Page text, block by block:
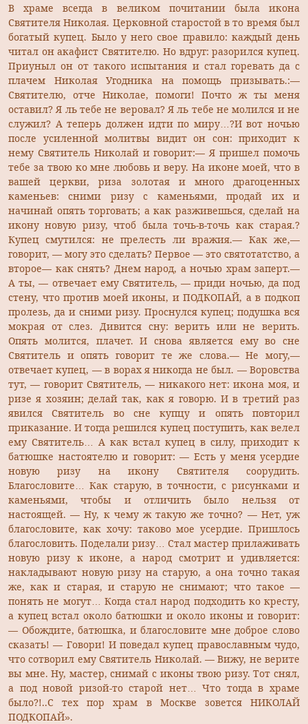
В храме всегда в великом почитании была икона
Святителя Николая. Церковной старостой в то время был
богатый купец. Было у него свое правило: каждый день
читал он акафист Святителю. Но вдруг: разорился купец.
Приуныл он от такого испытания и стал горевать да с
плачем Николая Угодника на помощь призывать.:—
Святителю, отче Николае, помоги! Почто ж ты меня
оставил? Я ль тебе не веровал? Я ль тебе не молился и не
служил? А теперь должен идти по миру…?И вот ночью
после усиленной молитвы видит он сон: приходит к
нему Святитель Николай и говорит:— Я пришел помочь
тебе за твою ко мне любовь и веру. На иконе моей, что в
вашей церкви, риза золотая и много драгоценных
каменьев: сними ризу с каменьями, продай их и
начинай опять торговать; а как разживешься, сделай на
икону новую ризу, чтоб была точь-в-точь как старая.?
Купец смутился: не прелесть ли вражия.— Как же,—
говорит, — могу это сделать? Первое — это святотатство, а
второе— как снять? Днем народ, а ночью храм заперт.—
А ты, — отвечает ему Святитель, — приди ночью, да под
стену, что против моей иконы, и ПОДКОПАЙ, а в подкоп
пролезь, да и сними ризу. Проснулся купец; подушка вся
мокрая от слез. Дивится сну: верить или не верить.
Опять молится, плачет. И снова является ему во сне
Святитель и опять говорит те же слова.— Не могу,—
отвечает купец, — в ворах я никогда не был. — Воровства
тут, — говорит Святитель, — никакого нет: икона моя, и
ризе я хозяин; делай так, как я говорю. И в третий раз
явился Святитель во сне купцу и опять повторил
приказание. И тогда решился купец поступить, как велел
ему Святитель… А как встал купец в силу, приходит к
батюшке настоятелю и говорит: — Есть у меня усердие
новую ризу на икону Святителя соорудить.
Благословите… Как старую, в точности, с рисунками и
каменьями, чтобы и отличить было нельзя от
настоящей. — Ну, к чему ж такую же точно? — Нет, уж
благословите, как хочу: таково мое усердие. Пришлось
благословить. Поделали ризу… Стал мастер прилаживать
новую ризу к иконе, а народ смотрит и удивляется:
накладывают новую ризу на старую, а она точно такая
же, как и старая, и старую не снимают; что такое —
понять не могут… Когда стал народ подходить ко кресту,
а купец встал около батюшки и около иконы и говорит:
— Обождите, батюшка, и благословите мне доброе слово
сказать! — Говори! И поведал купец православным чудо,
что сотворил ему Святитель Николай. — Вижу, не верите
вы мне. Ну, мастер, снимай с иконы твою ризу. Тот снял,
а под новой ризой-то старой нет… Что тогда в храме
было?!..С тех пор храм в Москве зовется НИКОЛАЙ
ПОДКОПАЙ».